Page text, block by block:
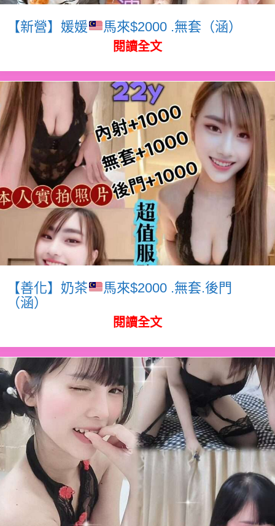
【新營】媛媛 馬來$2000 .無套（涵）
閱讀全文
【善化】奶茶
馬來$2000 .無套.後門
（涵）
閱讀全文